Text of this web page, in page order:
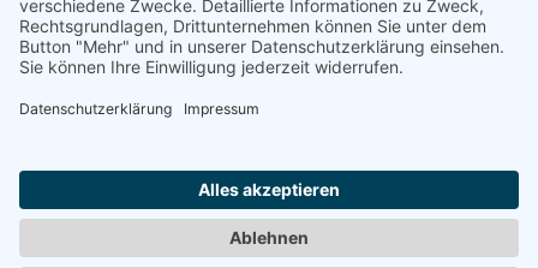
E-Mail:
verein@liederbuch-zwickau.de
Internet:
http://www.liederbuch-zwickau.de
Hier finden Sie die
Datenschutzerkärung
Impressum
des Verkäufers.
KONTAKT